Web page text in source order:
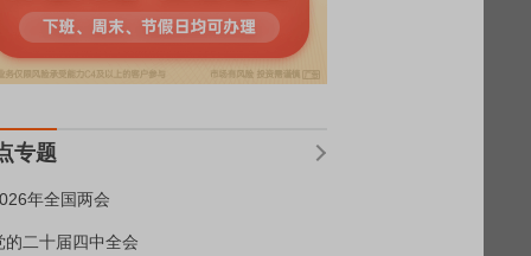
专题
年全国两会
的二十届四中全会